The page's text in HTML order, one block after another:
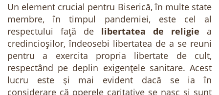
Un element crucial pentru Biserică, în multe state
membre, în timpul pandemiei, este cel al
respectului față de libertatea de religie a
credincioșilor, îndeosebi libertatea de a se reuni
pentru a exercita propria libertate de cult,
respectând pe deplin exigențele sanitare. Acest
lucru este și mai evident dacă se ia în
considerare că operele caritative se nasc și sunt